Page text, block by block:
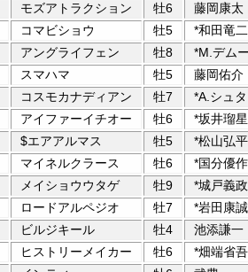
モズアトラクション 牡6
藤岡康太
コマビショウ 牡5
*和田竜二
アングライフェン 牡8
*M.デム
スマハマ 牡5
藤岡佑介
コスモカナディアン 牡7
*A.シュタ
アイファーイチオー 牡6
*坂井瑠星
$エアアルマス 牡5
*松山弘平
マイネルクラース 牡6
*国分優作
メイショウウタゲ 牡9
*城戸義政
ロードアルペジオ 牡7
*岩田康誠
ビルジキール 牡4
池添謙一
ヒストリーメイカー 牡6
*畑端省吾